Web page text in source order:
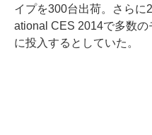
イプを300台出荷。さらに
ational CES 2014で多数
に投入するとしていた。